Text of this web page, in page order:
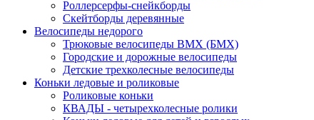
Роллерсерфы-снейкборды
Скейтборды деревянные
Велосипеды недорого
Трюковые велосипеды BMX (БМХ)
Городские и дорожные велосипеды
Детские трехколесные велосипеды
Коньки ледовые и роликовые
Роликовые коньки
КВАДЫ - четырехколесные ролики